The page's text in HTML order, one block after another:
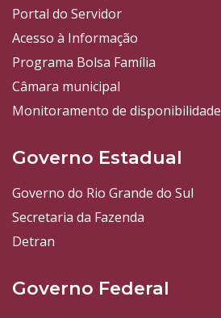
Portal do Servidor
Acesso à Informação
Programa Bolsa Família
Câmara municipal
Monitoramento de disponibilidade
Governo Estadual
Governo do Rio Grande do Sul
Secretaria da Fazenda
Detran
Governo Federal